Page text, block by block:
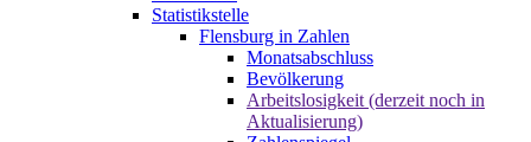
Statistikstelle
Flensburg in Zahlen
Monatsabschluss
Bevölkerung
Arbeitslosigkeit (derzeit noch in
Aktualisierung)